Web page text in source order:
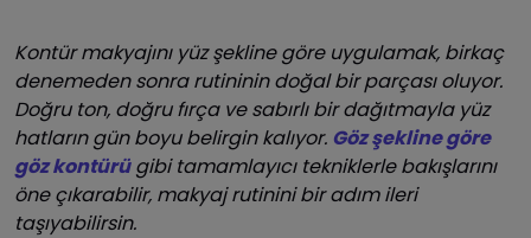
Kontür makyajını yüz şekline göre uygulamak, birkaç
denemeden sonra rutininin doğal bir parçası oluyor.
Doğru ton, doğru fırça ve sabırlı bir dağıtmayla yüz
hatların gün boyu belirgin kalıyor. Göz şekline göre
göz kontürügibi tamamlayıcı tekniklerle bakışlarını
öne çıkarabilir, makyaj rutinini bir adım ileri
taşıyabilirsin.